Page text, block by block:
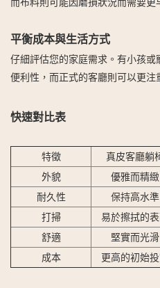
平衡成本與生活方式
仔細評估您的家庭需求。有小孩
便利性，而正式的客廳則可以更注
快速對比表
特徵 真皮客廳躺
外貌
優雅而精緻
耐久性
保持高水準
打掃
易於擦拭的
舒適
堅實而光滑
成本
更高的初始